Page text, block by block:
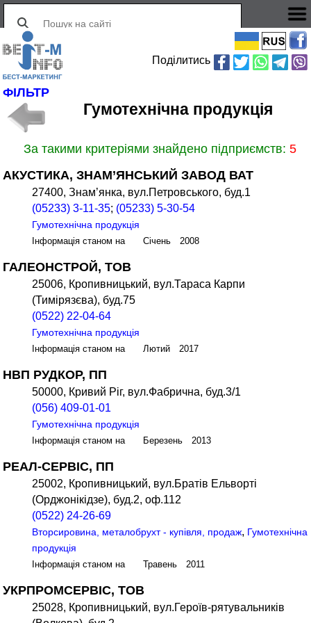
Поділитись
ФІЛЬТР
Гумотехнічна продукція
За такими критеріями знайдено підприємств:5
АКУСТИКА, ЗНАМ’ЯНСЬКИЙ ЗАВОД ВАТ
27400, Знам’янка, вул.Петровського, буд.1
(05233) 3-11-35; (05233) 5-30-54
Гумотехнічна продукція
Інформація станом на Січень 2008
ГАЛЕОНСТРОЙ, ТОВ
25006, Кропивницький, вул.Тараса Карпи
(Тимірязєва), буд.75
(0522) 22-04-64
Гумотехнічна продукція
Інформація станом на Лютий 2017
НВП РУДКОР, ПП
50000, Кривий Ріг, вул.Фабрична, буд.3/1
(056) 409-01-01
Гумотехнічна продукція
Інформація станом на Березень 2013
РЕАЛ-СЕРВІС, ПП
25002, Кропивницький, вул.Братів Ельворті
(Орджонікідзе), буд.2, оф.112
(0522) 24-26-69
Вторсировина, металобрухт - купівля, продаж, Гумотехнічна
продукція
Інформація станом на Травень 2011
УКРПРОМСЕРВІС, ТОВ
25028, Кропивницький, вул.Героїв-рятувальників